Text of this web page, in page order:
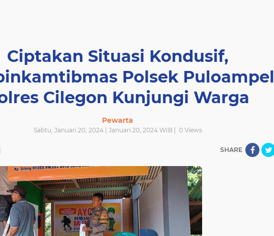
Ciptakan Situasi Kondusif,
Polsek Puloampel
Cilegon Kunjungi Warga
Pewarta
Sabtu, Januari 20, 2024 | Januari 20, 2024 WIB | 0Views
SHARE